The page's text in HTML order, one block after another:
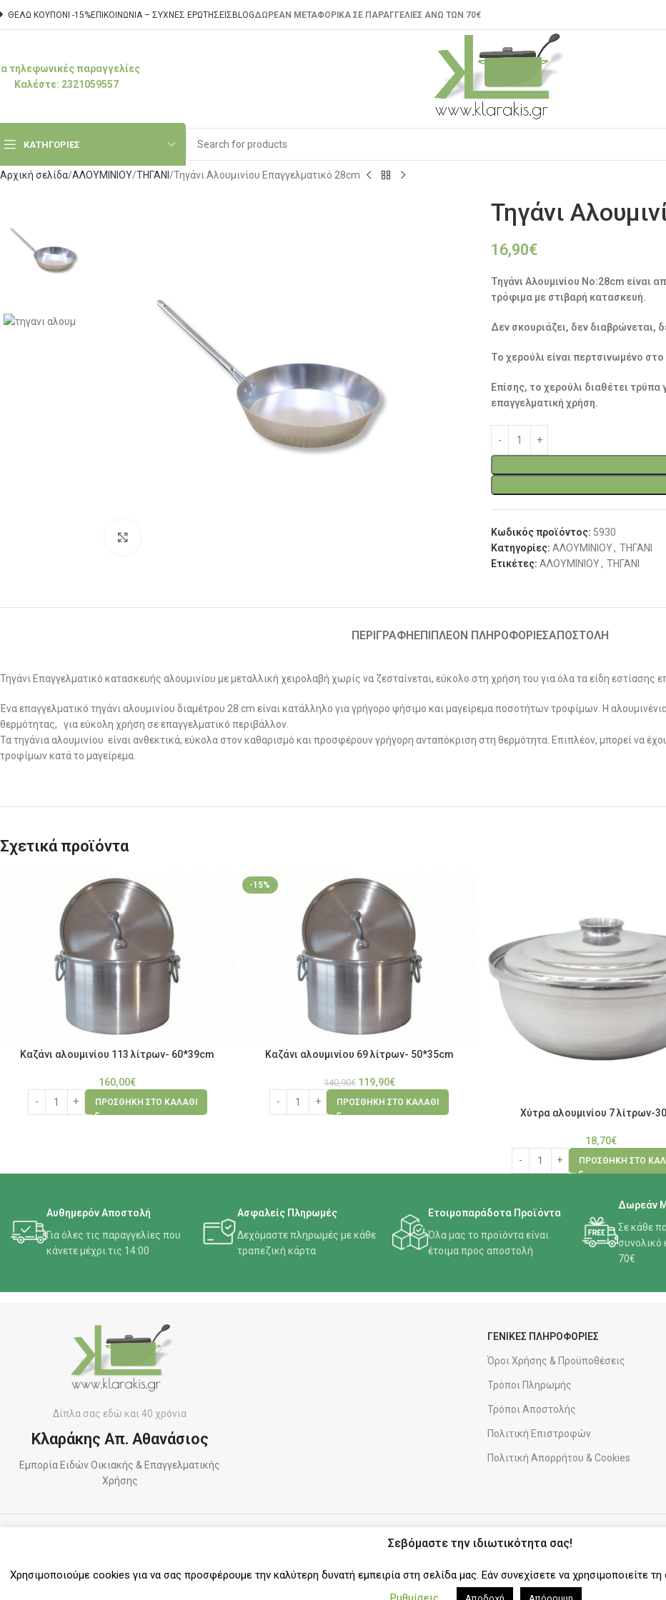
ΘΕΛΩ ΚΟΥΠΟΝΙ -15%ΕΠΙΚΟΙΝΩΝΊΑ – ΣΥΧΝΈΣ ΕΡΩΤΉΣΕΙΣBLOGΔΩΡΕΑΝ ΜΕΤΑΦΟΡΙΚΑ ΣΕ ΠΑΡΑΓΓΕΛΙΕΣ ΑΝΩ ΤΩΝ 70€
τηλεφωνικές παραγγελίες
Καλέστε: 2321059557
ΚΑΤΗΓΟΡΙΕΣ
Αρχική σελίδα ΑΛΟΥΜΙΝΙΟΥ ΤΗΓΑΝΙ Τηγάνι Αλουμινίου Επαγγελματικό 28cm
Τηγάνι
16,90€
Τηγάνι Αλουμινίου No:28cm είναι
τρόφιμα με στιβαρή κατασκευή.
Δεν σκουριάζει, δεν διαβρώνεται,
Το χερούλι είναι περτσινωμένο
Επίσης, το χερούλι διαθέτει τρύπα
επαγγελματική χρήση.
Κωδικός προϊόντος: 5930
Κατηγορίες: ΑΛΟΥΜΙΝΙΟΥ, ΤΗΓΑΝΙ
Ετικέτες: ΑΛΟΥΜΙΝΙΟΥ, ΤΗΓΑΝΙ
ΠΕΡΙΓΡΑΦΉΕΠΙΠΛΈΟΝ ΠΛΗΡΟΦΟΡΊΕΣΑΠΟΣΤΟΛΗ
Τηγάνι Επαγγελματικό κατασκευής αλουμινίου με μεταλλική χειρολαβή χωρίς να ζεσταίνεται, εύκολο στη χρήση του για όλα τα είδη εστίασης
Ένα επαγγελματικό τηγάνι αλουμινίου διαμέτρου 28 cm είναι κατάλληλο για γρήγορο ψήσιμο και μαγείρεμα ποσοτήτων τροφίμων. Η
θερμότητας, για εύκολη χρήση σε επαγγελματικό περιβάλλον.
Τα τηγάνια αλουμινίου είναι ανθεκτικά, εύκολα στον καθαρισμό και προσφέρουν γρήγορη ανταπόκριση στη θερμότητα. Επιπλέον, μπορεί να
τροφίμων κατά το μαγείρεμα.
Σχετικά προϊόντα
Καζάνι αλουμινίου 113 λίτρων- 60*39cm
160,00€
ΠΡΟΣΘΉΚΗ ΣΤΟ ΚΑΛΆΘΙ
-15%
Καζάνι αλουμινίου 69 λίτρων- 50*35cm
140,90€ 119,90€
ΠΡΟΣΘΉΚΗ ΣΤΟ ΚΑΛΆΘΙ
Χύτρα αλουμινίου 7 λίτρων-
18,70€
ΠΡΟΣΘΉΚΗ ΣΤΟ
Αυθημερόν Αποστολή
Για όλες τις παραγγελίες που
κάνετε μέχρι τις 14:00
Ασφαλείς Πληρωμές
Δεχόμαστε πληρωμές με κάθε
τραπεζική κάρτα
Ετοιμοπαράδοτα Προϊόντα
Όλα μας το προϊόντα είναι
έτοιμα προς αποστολή
Δωρεάν
Σε κάθε
70€
Δίπλα σας εδώ και 40 χρόνια
Κλαράκης Απ. Αθανάσιος
Εμπορία Ειδών Οικιακής & Επαγγελματικής
Χρήσης
ΓΕΝΙΚΕΣ ΠΛΗΡΟΦΟΡΙΕΣ
Όροι Χρήσης & Προϋποθέσεις
Τρόποι Πληρωμής
Τρόποι Αποστολής
Πολιτική Επιστροφών
Πολιτική Απορρήτου & Cookies
ΑΠΟΣΤΟΛΕΣ ΣΥΝΕΡΓΑΤΗΣ
Σεβόμαστε την ιδιωτικότητα σας!
Χρησιμοποιούμε cookies για να σας προσφέρουμε την καλύτερη δυνατή εμπειρία στη σελίδα μας. Εάν συνεχίσετε να χρησιμοποιείτε